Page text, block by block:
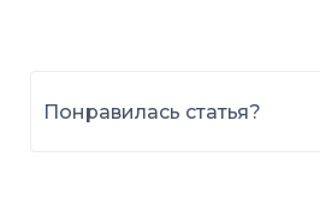
Понравилась статья?